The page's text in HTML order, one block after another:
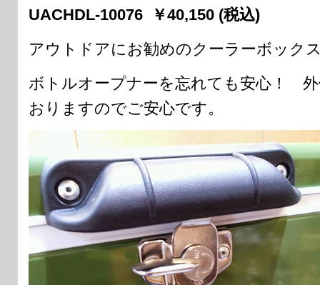
UACHDL-10076 ￥40,150 (税込)
アウトドアにお勧めのクーラーボック
ボトルオープナーを忘れても安心！
おりますのでご安心です。